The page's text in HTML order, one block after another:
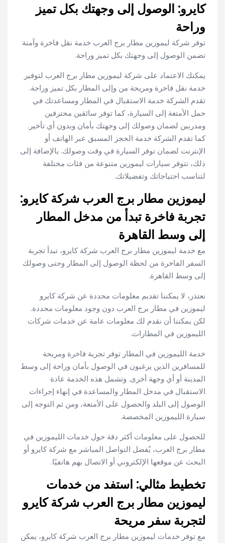
كايرو: الوصول إلى وجهتك بكل تميز
وراحة
توفر شركة ليموزين مطار برج العرب خدمة نقل فاخرة وآمنة
تضمن الوصول إلى وجهتك بكل تميز وراحة.
يمكنك الاعتماد على شركة ليموزين مطار برج العرب لتوفير
خدمة نقل فاخرة ومريحة من وإلى المطار بكل تميز وراحة.
تقدم الشركة خدمة الاستقبال في المطار ومساعدتك في
حمل الأمتعة إلى السيارة، كما توفر سائقين محترفين
ومدربين لضمان وصولك إلى وجهتك بأمان وبدون أي تأخير.
كما تقدم الشركة خدمة الحجز المسبق عبر الهاتف أو
الإنترنت لضمان توفر السيارة في وقت وصولك. بالإضافة إلى
ذلك، تتوفر سيارات ليموزين متنوعة من فئات مختلفة
لتناسب احتياجاتك وتفضيلاتك.
ليموزين مطار برج العرب شركة كايرو:
تجربة فاخرة تبدأ من مدخل المطار
إلى وسط القاهرة
مع خدمة ليموزين مطار برج العرب شركة كايرو، تبدأ تجربة
السفر الفاخرة من لحظة الوصول إلى المطار وحتى وصولك
إلى وسط القاهرة.
نعتذر، لا يمكننا تقديم معلومات محددة عن شركة كايرو
ليموزين في مطار برج العرب دون وجود معلومات محددة.
لكن يمكننا أن نقدم لك معلومات عامة عن خدمات شركات
الليموزين في المطارات.
خدمة الليموزين في المطار توفر تجربة فاخرة ومريحة
للمسافرين الذين يرغبون في الوصول بأمان وراحة إلى وسط
المدينة أو أي وجهة أخرى. وتشمل هذه الخدمة عادة
الاستقبال في مدخل المطار والمساعدة في إنهاء إجراءات
الوصول إلى البلد والحصول على الأمتعة، ومن ثم التوجه إلى
سيارة الليموزين المخصصة.
للحصول على معلومات أكثر دقة حول خدمات الليموزين في
مطار برج العرب، يُفضل التواصل المباشر مع شركة كايرو أو
البحث عن موقعها الإلكتروني أو الاتصال بهم هاتفيًا.
تخطيط مثالي: استفد من خدمات
ليموزين مطار برج العرب شركة كايرو
لتجربة سفر مريحة
مع توفر خدمات ليموزين مطار برج العرب شركة كايرو، يمكن